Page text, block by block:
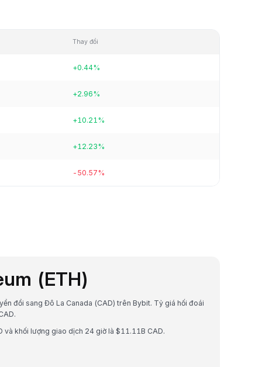
Thay đổi
+0.44%
+2.96%
+10.21%
+12.23%
-50.57%
(ETH)
đổi sang Đô La Canada (CAD) trên Bybit. Tỷ giá hối đoái
khối lượng giao dịch 24 giờ là $11.11B CAD.